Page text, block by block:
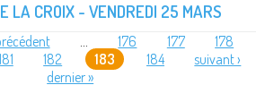
LA CROIX - VENDREDI 25 MARS
… 176 177
178
182 183 184
suivant ›
dernier »